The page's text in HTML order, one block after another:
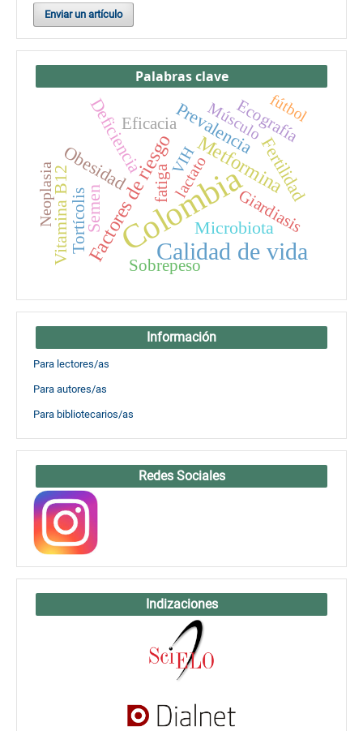
Enviar un artículo
Palabras clave
Colombia
Calidad de vida
Factores de riesgo Metformina
Microbiota
Obesidad
Semen
Fertilidad
Prevalencia
Vitamina B12
Deficiencia
fatiga
Giardiasis
Eficacia
Tortícolis
Ecografía
Sobrepeso
VIH
Músculofútbol
lactato
Neoplasia
Información
Para lectores/as
Para autores/as
Para bibliotecarios/as
Redes Sociales
Indizaciones